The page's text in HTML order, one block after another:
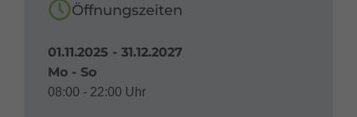
Öffnungszeiten
01.11.2025 - 31.12.2027
Mo - So
08:00 - 22:00 Uhr